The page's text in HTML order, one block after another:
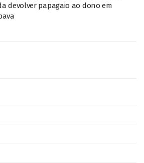
devolver papagaio ao dono em